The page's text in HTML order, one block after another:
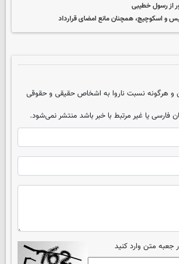
از رسول خطیبی
و اسکوچیچ، همچنان مانع امضای قرارداد
و هرگونه نسبت ناروا به اشخاص حقیقی و حقوقی
فارسی یا غیر مرتبط با خبر باشد منتشر نمی‌شود.
جعبه متن وارد کنید